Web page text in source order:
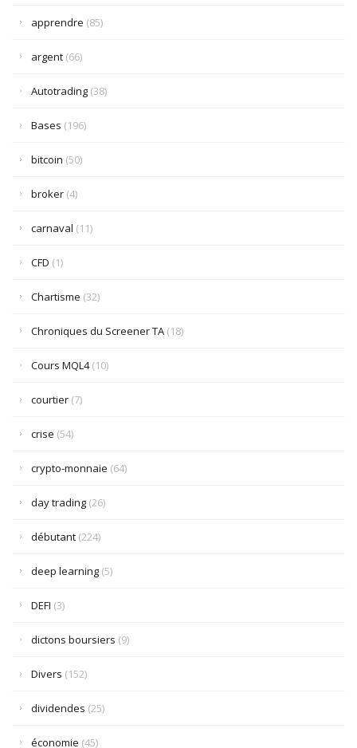
apprendre (85)
argent (66)
Autotrading (38)
Bases (196)
bitcoin (50)
broker (4)
carnaval (11)
CFD (1)
Chartisme (32)
Chroniques du Screener TA (18)
Cours MQL4(10)
courtier (7)
crise (54)
crypto-monnaie (64)
day trading (26)
débutant (224)
deep learning (5)
DEFI (3)
dictons boursiers (9)
Divers (152)
dividendes (25)
économie (45)